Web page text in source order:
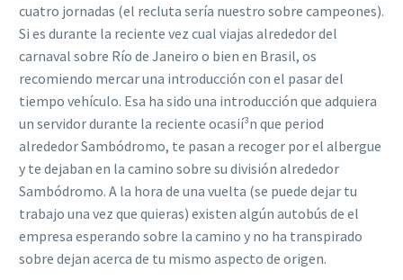
cuatro jornadas (el recluta serí­a nuestro sobre campeones).
Si es durante la reciente vez cual viajas alrededor del
carnaval sobre Río de Janeiro o bien en Brasil, os
recomiendo mercar una introducción con el pasar del
tiempo vehículo. Esa ha sido una introducción que adquiera
un servidor durante la reciente ocasií³n que period
alrededor Sambódromo, te pasan a recoger por el albergue
y te dejaban en la camino sobre su división alrededor
Sambódromo. A la hora de una vuelta (se puede dejar tu
trabajo una vez que quieras) existen algún autobús de el
empresa esperando sobre la camino y no ha transpirado
sobre dejan acerca de tu mismo aspecto de origen.